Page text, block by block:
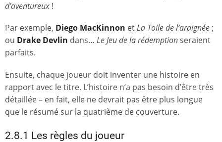
d’aventureux !
Par exemple, Diego MacKinnon etLa Toile de l’araignée ;
ou Drake Devlin dans… Le Jeu de la rédemptionseraient
parfaits.
Ensuite, chaque joueur doit inventer une histoire en
rapport avec le titre. L’histoire n’a pas besoin d’être très
détaillée – en fait, elle ne devrait pas être plus longue
que le résumé sur la quatrième de couverture.
2.8.1 Les règles du joueur